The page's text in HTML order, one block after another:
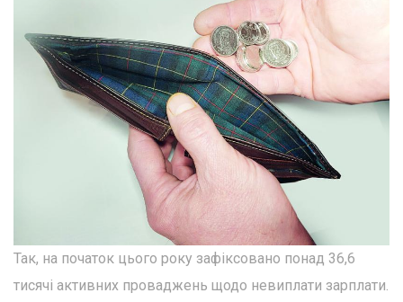
Так, на початок цього року зафіксовано понад 36,6
тисячі активних проваджень щодо невиплати зарплати.